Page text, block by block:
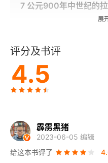
7 公元900年中世纪的
9 公元1600年男助产士
10 公元1670年通过列
12 公元1747年“酸橙佬”
13 公元1776年充血性心
展
评分及书评
4.5
霹雳黑猪
2023-06-05 编辑
给这本书评了